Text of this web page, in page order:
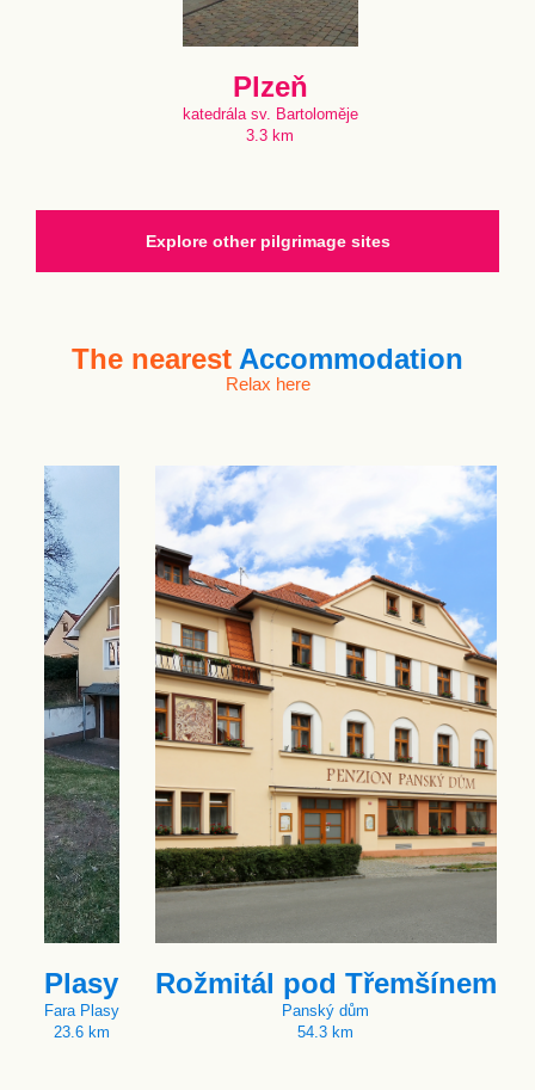
Plzeň
katedrála sv. Bartoloměje
3.3 km
Explore other pilgrimage sites
The nearest Accommodation
Relax here
Plasy
Fara Plasy
23.6 km
Rožmitál pod Třemšínem
Panský dům
54.3 km